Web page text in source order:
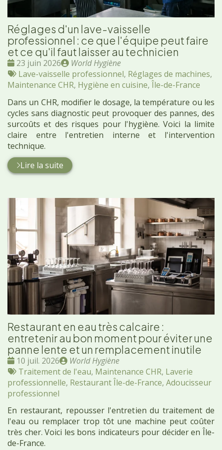
Réglages d'un lave-vaisselle
professionnel : ce que l'équipe peut faire
et ce qu'il faut laisser au technicien
Date
:
23 juin 2026
Publié
par
World Hygiène
Tags
:
Lave-vaisselle professionnel, Réglages de machines,
Maintenance CHR, Hygiène en cuisine, Île-de-France
Dans un CHR, modifier le dosage, la température ou les
cycles sans diagnostic peut provoquer des pannes, des
surcoûts et des risques pour l'hygiène. Voici la limite
claire entre l'entretien interne et l'intervention
technique.
Lire la suite
Restaurant en eau très calcaire :
entretenir au bon moment pour éviter une
panne lente et un remplacement inutile
Date
:
10 juil. 2026
Publié
par
World Hygiène
Tags
:
Traitement de l'eau, Maintenance CHR, Laverie
professionnelle, Restaurant Île-de-France, Adoucisseur
professionnel
En restaurant, repousser l'entretien du traitement de
l'eau ou remplacer trop tôt une machine peut coûter
très cher. Voici les bons indicateurs pour décider en Île-
de-France.